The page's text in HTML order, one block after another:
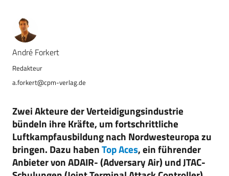
André Forkert
a.forkert@cpm-verlag.de
Zwei Akteure der Verteidigungsindustrie
bündeln ihre Kräfte, um fortschrittliche
Luftkampfausbildung nach Nordwesteuropa zu
bringen. Dazu habenTop Aces, ein führender
Anbieter von ADAIR- (Adversary Air) und JTAC-